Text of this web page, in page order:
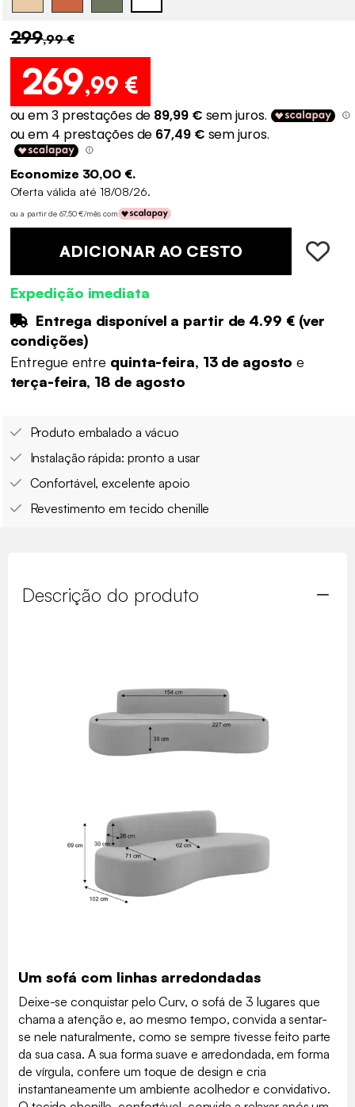
299,99 €
269,99 €
Economize 30,00 €.
Oferta válida até 18/08/26.
ou a partir de 67,50 €/mês com
ADICIONAR AO CESTO
Expedição imediata
Entrega disponível a partir de 4.99 €(ver
condições)
Entregue entre quinta-feira, 13 de agostoe
terça-feira, 18 de agosto
Produto embalado a vácuo
Instalação rápida: pronto a usar
Confortável, excelente apoio
Revestimento em tecido chenille
Descrição do produto
Um sofá com linhas arredondadas
Deixe-se conquistar pelo Curv, o sofá de 3 lugares que
chama a atenção e, ao mesmo tempo, convida a sentar-
se nele naturalmente, como se sempre tivesse feito parte
da sua casa. A sua forma suave e arredondada, em forma
de vírgula, confere um toque de design e cria
instantaneamente um ambiente acolhedor e convidativo.